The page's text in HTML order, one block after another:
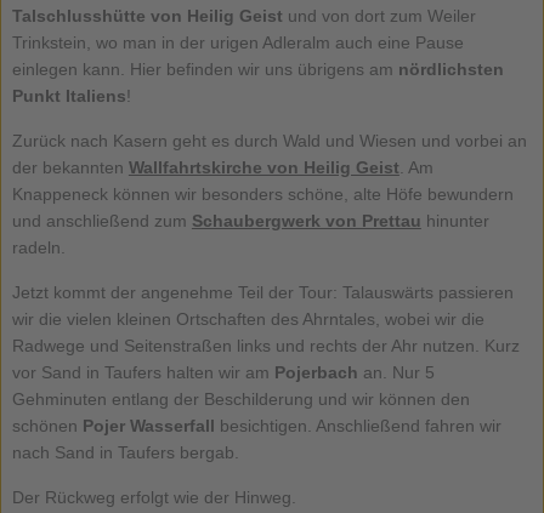
Talschlusshütte von Heilig Geist und von dort zum Weiler
Trinkstein, wo man in der urigen Adleralm auch eine Pause
einlegen kann. Hier befinden wir uns übrigens am nördlichsten
Punkt Italiens!
Zurück nach Kasern geht es durch Wald und Wiesen und vorbei an
der bekannten Wallfahrtskirche von Heilig Geist . Am
Knappeneck können wir besonders schöne, alte Höfe bewundern
und anschließend zum Schaubergwerk von Prettau hinunter
radeln.
Jetzt kommt der angenehme Teil der Tour: Talauswärts passieren
wir die vielen kleinen Ortschaften des Ahrntales, wobei wir die
Radwege und Seitenstraßen links und rechts der Ahr nutzen. Kurz
vor Sand in Taufers halten wir am Pojerbach an. Nur 5
Gehminuten entlang der Beschilderung und wir können den
schönen Pojer Wasserfall besichtigen. Anschließend fahren wir
nach Sand in Taufers bergab.
Der Rückweg erfolgt wie der Hinweg.